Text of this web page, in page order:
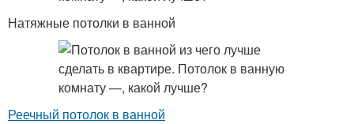
Натяжные потолки в ванной
Реечный потолок в ванной